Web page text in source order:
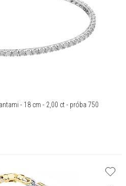
- 18 cm - 2,00 ct - próba 750